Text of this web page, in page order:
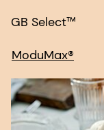
GB Select™
ModuMax®